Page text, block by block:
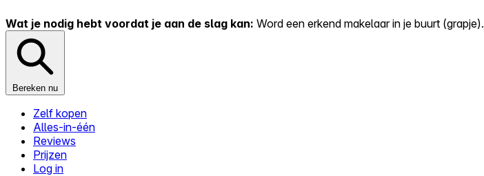
Wat je nodig hebt voordat je aan de slag kan: Word een erkend makelaar in je buurt (grapje).
Bereken nu
Zelf kopen
Alles-in-één
Reviews
Prijzen
Log in